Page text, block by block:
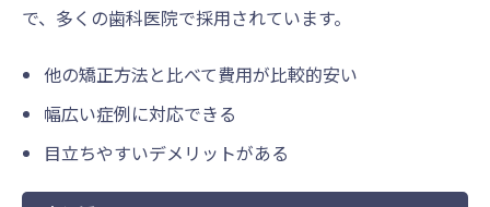
で、多くの歯科医院で採用されています。
他の矯正方法と比べて費用が比較的安い
幅広い症例に対応できる
目立ちやすいデメリットがある